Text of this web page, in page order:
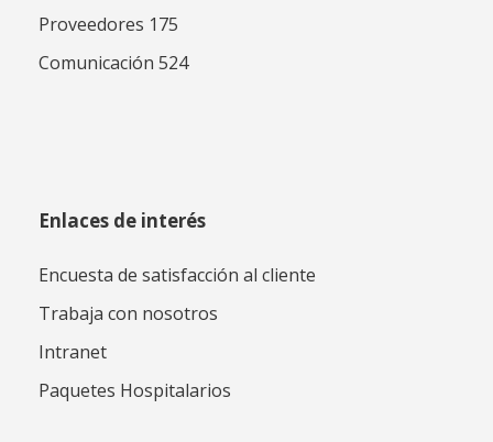
Proveedores 175
Comunicación 524
Enlaces de interés
Encuesta de satisfacción al cliente
Trabaja con nosotros
Intranet
Paquetes Hospitalarios